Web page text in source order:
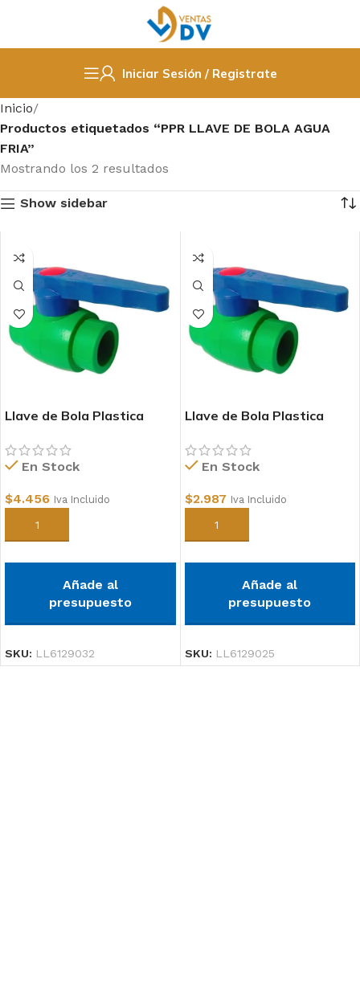
Iniciar Sesión / Registrate
Inicio
Productos etiquetados “PPR LLAVE DE BOLA AGUA
FRIA”
Mostrando los 2 resultados
Show sidebar
Llave de Bola Plastica
En Stock
$4.456 Iva Incluido
Añadir al carrito
Añade al
presupuesto
SKU: LL6129032
Llave de Bola Plastica
En Stock
$2.987 Iva Incluido
Añadir al carrito
Añade al
presupuesto
SKU: LL6129025